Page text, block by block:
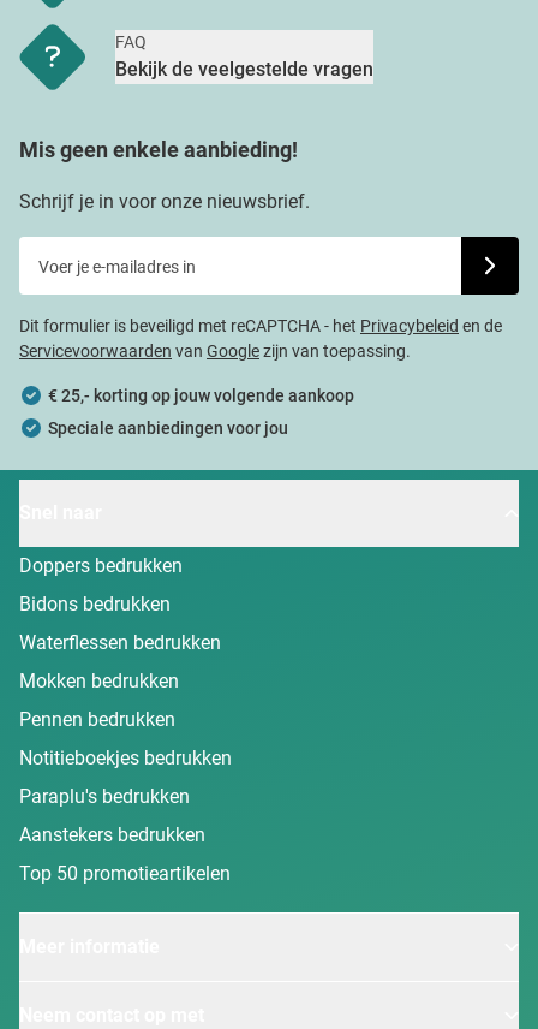
FAQ
Bekijk de veelgestelde vragen
Mis geen enkele aanbieding!
Schrijf je in voor onze nieuwsbrief.
Dit formulier is beveiligd met reCAPTCHA - het Privacybeleid en de
Servicevoorwaarden van Googlezijn van toepassing.
€ 25,- korting op jouw volgende aankoop
Speciale aanbiedingen voor jou
Doppers bedrukken
Bidons bedrukken
Waterflessen bedrukken
Mokken bedrukken
Pennen bedrukken
Notitieboekjes bedrukken
Paraplu's bedrukken
Aanstekers bedrukken
Top 50 promotieartikelen